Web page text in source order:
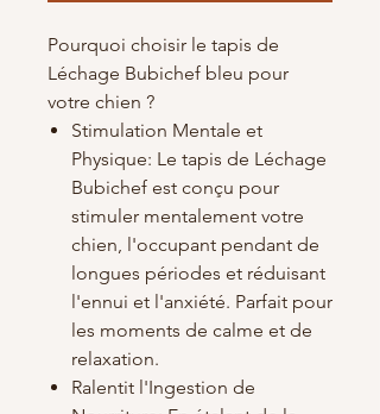
Pourquoi choisir le tapis de
Léchage Bubichef bleu pour
votre chien ?
Stimulation Mentale et
Physique: Le tapis de Léchage
Bubichef est conçu pour
stimuler mentalement votre
chien, l'occupant pendant de
longues périodes et réduisant
l'ennui et l'anxiété. Parfait pour
les moments de calme et de
relaxation.
Ralentit l'Ingestion de